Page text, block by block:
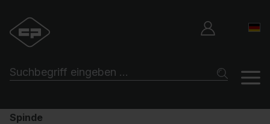
Spinde